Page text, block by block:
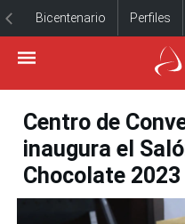
Bicentenario Perfiles
Centro de
inaugura el
Chocolate 2023